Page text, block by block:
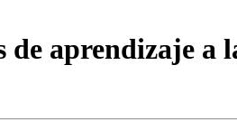
de aprendizaje